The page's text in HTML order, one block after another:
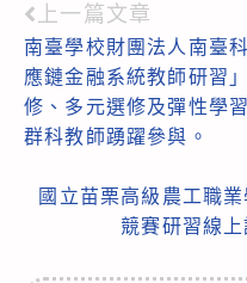
Read
more
articles
上一篇文章
南臺學校財團法人南臺
應鏈金融系統教師研習
修、多元選修及彈性學
群科教師踴躍參與。
國立苗栗高級農工職
競賽研習線